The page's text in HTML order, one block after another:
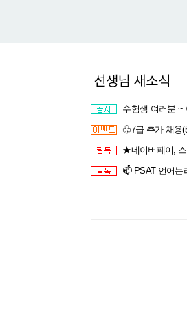
수험생 여러분 ~
♧7급 추가 채용(500
★네이버페이, 스벅기
📫 PSAT 언어논